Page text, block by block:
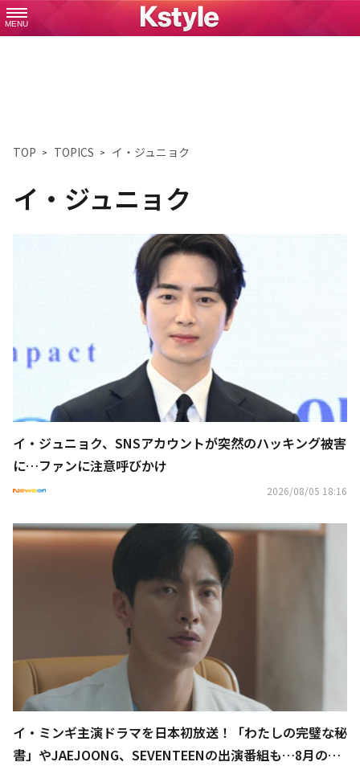
MENU
TOP TOPICS イ・ジュニョク
イ・ジュニョク
イ・ジュニョク、SNSアカウントが突然のハッキング被害
に…ファンに注意呼びかけ
2026/08/05 18:16
イ・ミンギ主演ドラマを日本初放送！「わたしの完璧な秘
書」やJAEJOONG、SEVENTEENの出演番組も…8月のCS